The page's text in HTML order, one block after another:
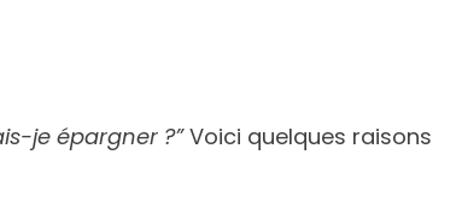
je épargner ?”Voici quelques raisons